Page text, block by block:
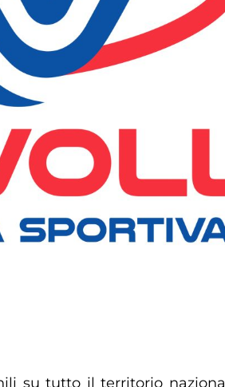
su tutto il territorio